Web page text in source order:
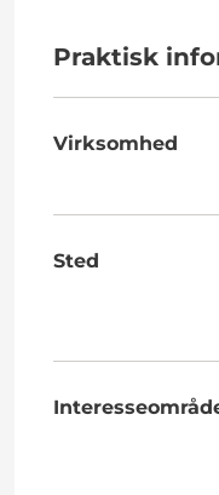
Praktisk
Virksomhed
Sted